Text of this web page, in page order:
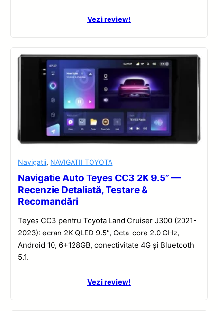
Vezi review!
Navigatii, NAVIGATII TOYOTA
Navigatie Auto Teyes CC3 2K 9.5” —
Recenzie Detaliată, Testare &
Recomandări
Teyes CC3 pentru Toyota Land Cruiser J300 (2021-
2023): ecran 2K QLED 9.5″, Octa-core 2.0 GHz,
Android 10, 6+128GB, conectivitate 4G și Bluetooth
5.1.
Vezi review!